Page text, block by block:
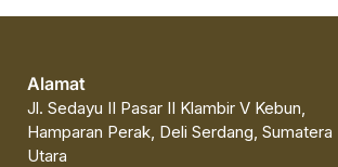
Alamat
Jl. Sedayu II Pasar II Klambir V Kebun,
Hamparan Perak, Deli Serdang, Sumatera
Utara